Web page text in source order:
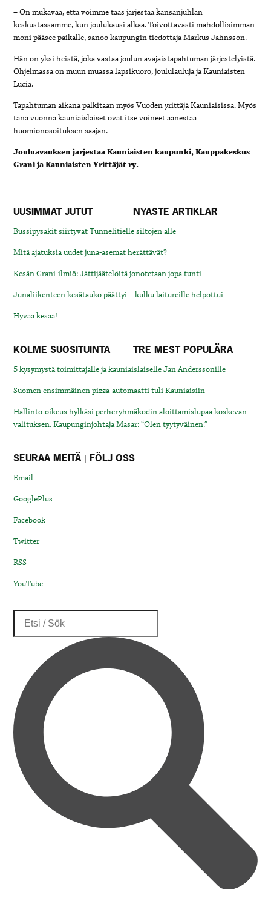
– On mukavaa, että voimme taas järjestää kansanjuhlan
keskustassamme, kun joulukausi alkaa. Toivottavasti mahdollisimman
moni pääsee paikalle, sanoo kaupungin tiedottaja Markus Jahnsson.
Hän on yksi heistä, joka vastaa joulun avajaistapahtuman järjestelyistä.
Ohjelmassa on muun muassa lapsikuoro, joululauluja ja Kauniaisten
Lucia.
Tapahtuman aikana palkitaan myös Vuoden yrittäjä Kauniaisissa. Myös
tänä vuonna kauniaislaiset ovat itse voineet äänestää
huomionosoituksen saajan.
Jouluavauksen järjestää Kauniaisten kaupunki, Kauppakeskus
Grani ja Kauniaisten Yrittäjät ry.
UUSIMMAT JUTUT NYASTE ARTIKLAR
Bussipysäkit siirtyvät Tunnelitielle siltojen alle
Mitä ajatuksia uudet juna-asemat herättävät?
Kesän Grani-ilmiö: Jättijäätelöitä jonotetaan jopa tunti
Junaliikenteen kesätauko päättyi – kulku laitureille helpottui
Hyvää kesää!
KOLME SUOSITUINTA TRE MEST POPULÄRA
5 kysymystä toimittajalle ja kauniaislaiselle Jan Anderssonille
Suomen ensimmäinen pizza-automaatti tuli Kauniaisiin
Hallinto-oikeus hylkäsi perheryhmäkodin aloittamislupaa koskevan
valituksen. Kaupunginjohtaja Masar: “Olen tyytyväinen.”
SEURAA MEITÄ | FÖLJ OSS
Email
GooglePlus
Facebook
Twitter
RSS
YouTube